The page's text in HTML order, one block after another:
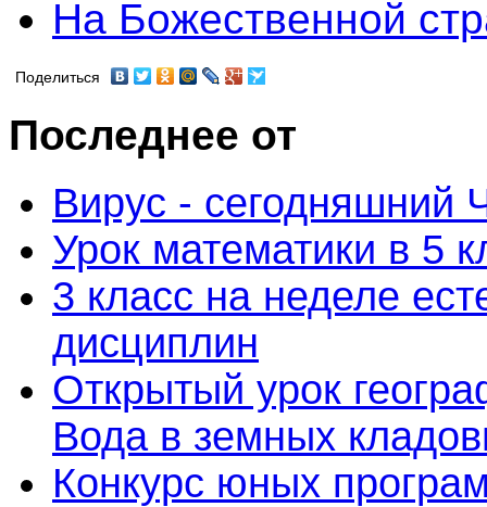
На Божественной
Поделиться
Последнее от
Вирус - сегодняшний
Урок математики в 5
3 класс на неделе
дисциплин
Открытый урок
Вода в земных
Конкурс юных